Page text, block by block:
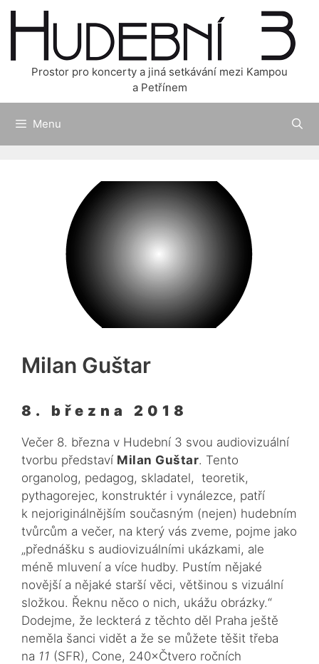
Přeskočit
Prostor pro koncerty a jiná setkávání mezi Kampou
a Petřínem
Menu
Milan Guštar
8. března 2018
Večer 8. března v Hudební 3 svou audiovizuální
tvorbu představí Milan Guštar. Tento
organolog, pedagog, skladatel, teoretik,
pythagorejec, konstruktér i vynálezce, patří
k nejoriginálnějším současným (nejen) hudebním
tvůrcům a večer, na který vás zveme, pojme jako
„přednášku s audiovizuálními ukázkami, ale
méně mluvení a více hudby. Pustím nějaké
novější a nějaké starší věci, většinou s vizuální
složkou. Řeknu něco o nich, ukážu obrázky.“
Dodejme, že leckterá z těchto děl Praha ještě
neměla šanci vidět a že se můžete těšit třeba
na 11 (SFR), Cone, 240×Čtvero ročních